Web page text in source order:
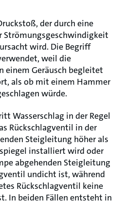
der durch eine
Strömungsgeschwindigkeit
wird. Die Begriff
weil die
einem Geräusch begleitet
als ob mit einem Hammer
würde.
Wasserschlag in der Regel
Rückschlagventil in der
Steigleitung höher als
installiert wird oder
abgehenden Steigleitung
undicht ist, während
Rückschlagventil keine
In beiden Fällen entsteht in